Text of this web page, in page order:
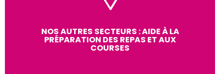
NOS AUTRES SECTEURS : AIDE À LA
PRÉPARATION DES REPAS ET AUX
COURSES